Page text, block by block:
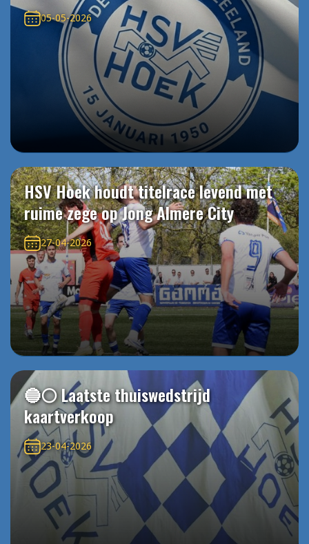
05-05-2026
HSV Hoek houdt titelrace levend met
ruime zege op Jong Almere City
27-04-2026
🔵⚪️ Laatste thuiswedstrijd
kaartverkoop
23-04-2026